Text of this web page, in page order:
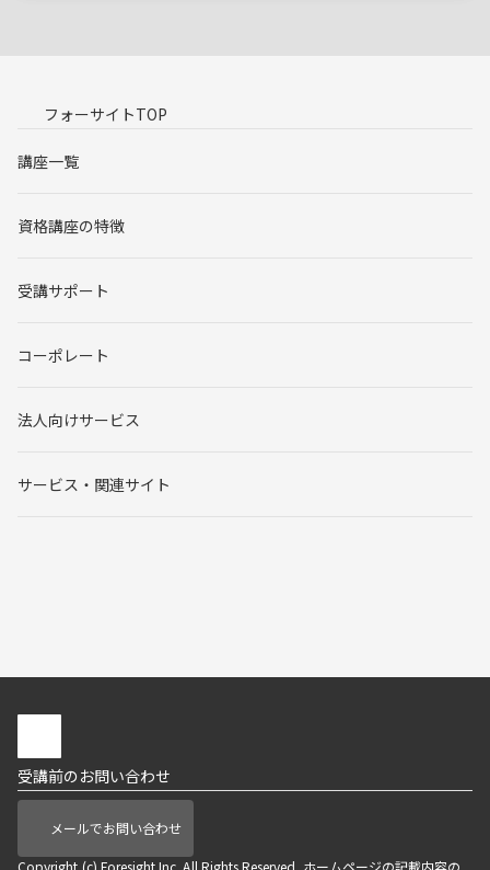
フォーサイトTOP
講座一覧
資格講座の特徴
受講サポート
コーポレート
法人向けサービス
サービス・関連サイト
受講前のお問い合わせ
メールでお問い合わせ
Copyright (c) Foresight Inc. All Rights Reserved. ホームページの記載内容の